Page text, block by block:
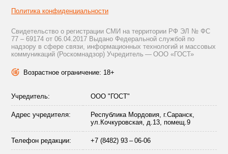
Политика конфиденциальности
Свидетельство о регистрации СМИ на территории РФ ЭЛ № ФС
77 – 69174 от 06.04.2017 Выдано Федеральной службой по
надзору в сфере связи, информационных технологий и массовых
коммуникаций (Роскомнадзор) Учредитель — ООО «ГОСТ»
Возрастное ограничение: 18+
Учредитель: ООО "ГОСТ"
Адрес учредителя:
Республика Мордовия, г.Саранск,
ул.Кочкуровская, д.13, помещ.9
Телефон редакции: +7 (8482) 93 – 06-06